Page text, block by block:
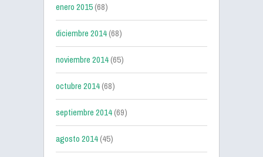
enero 2015(68)
diciembre 2014(68)
noviembre 2014(65)
octubre 2014(68)
septiembre 2014(69)
agosto 2014(45)